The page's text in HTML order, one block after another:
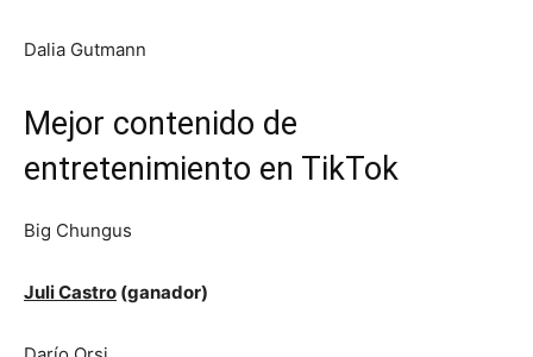
Dalia Gutmann
Mejor contenido de
entretenimiento en TikTok
Big Chungus
Juli Castro (ganador)